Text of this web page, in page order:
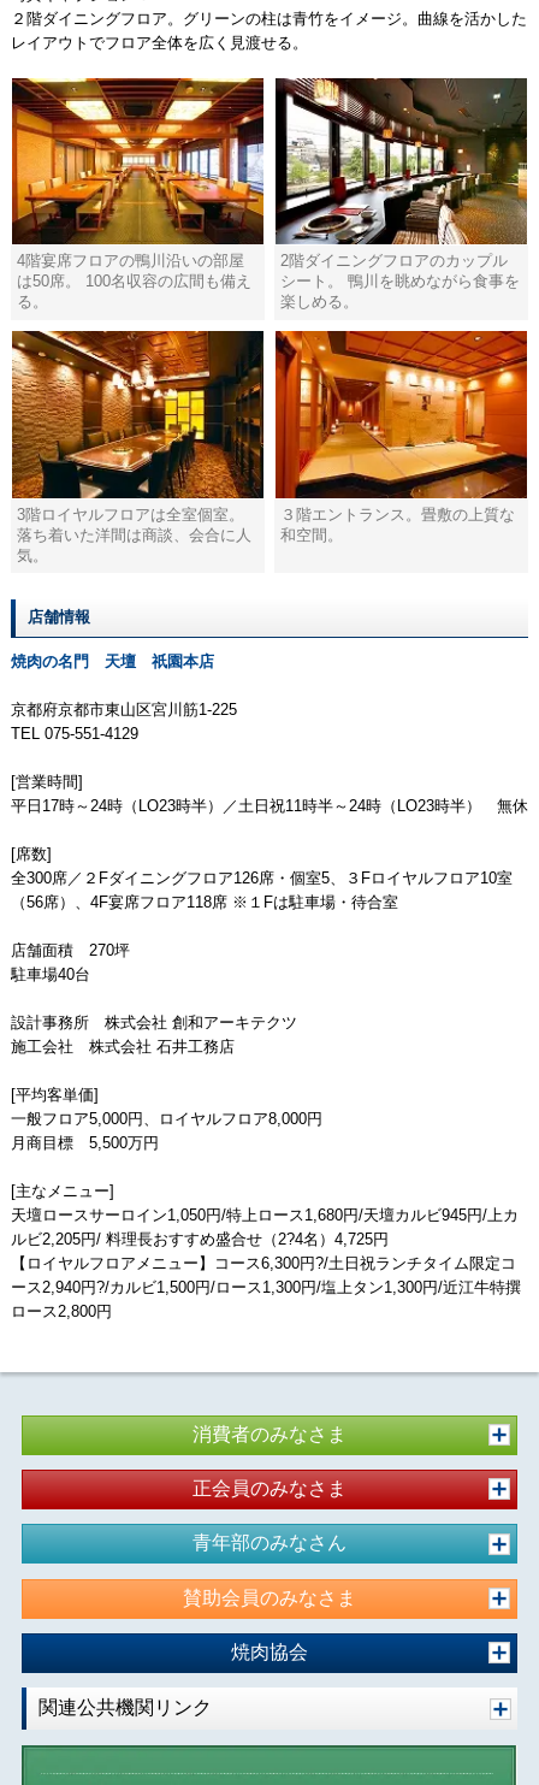
２階ダイニングフロア。グリーンの柱は青竹をイメージ。曲線を活かした
レイアウトでフロア全体を広く見渡せる。
4階宴席フロアの鴨川沿いの部屋
は50席。 100名収容の広間も備え
る。
2階ダイニングフロアのカップル
シート。 鴨川を眺めながら食事を
楽しめる。
3階ロイヤルフロアは全室個室。
落ち着いた洋間は商談、会合に人
気。
３階エントランス。畳敷の上質な
和空間。
店舗情報
焼肉の名門 天壇 祇園本店
京都府京都市東山区宮川筋1-225
TEL 075-551-4129
[営業時間]
平日17時～24時（LO23時半）／土日祝11時半～24時（LO23時半） 無休
[席数]
全300席／２Fダイニングフロア126席・個室5、３Fロイヤルフロア10室
（56席）、4F宴席フロア118席 ※１Fは駐車場・待合室
店舗面積 270坪
駐車場40台
設計事務所 株式会社 創和アーキテクツ
施工会社 株式会社 石井工務店
[平均客単価]
一般フロア5,000円、ロイヤルフロア8,000円
月商目標 5,500万円
[主なメニュー]
天壇ロースサーロイン1,050円/特上ロース1,680円/天壇カルビ945円/上カ
ルビ2,205円/ 料理長おすすめ盛合せ（2?4名）4,725円
【ロイヤルフロアメニュー】コース6,300円?/土日祝ランチタイム限定コ
ース2,940円?/カルビ1,500円/ロース1,300円/塩上タン1,300円/近江牛特撰
ロース2,800円
消費者のみなさま
正会員のみなさま
青年部のみなさん
賛助会員のみなさま
焼肉協会
関連公共機関リンク